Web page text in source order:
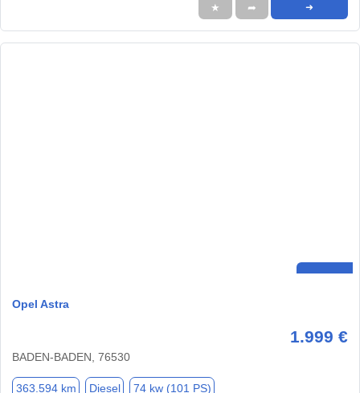
★ ➦ ➜
Opel Astra
1.999 €
BADEN-BADEN, 76530
363.594 km Diesel 74 kw (101 PS)